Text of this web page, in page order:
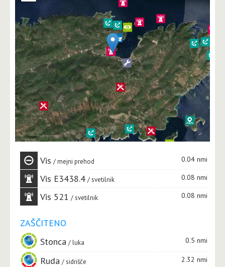
Vis mejni prehod 0.04 nmi
Vis E3438.4 svetilnik 0.08 nmi
Vis 521 svetilnik 0.08 nmi
ZAŠČITENO
Stonca
luka 0.5 nmi
Ruda sidrišče 2.32 nmi